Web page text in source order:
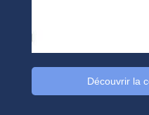
Découvrir la